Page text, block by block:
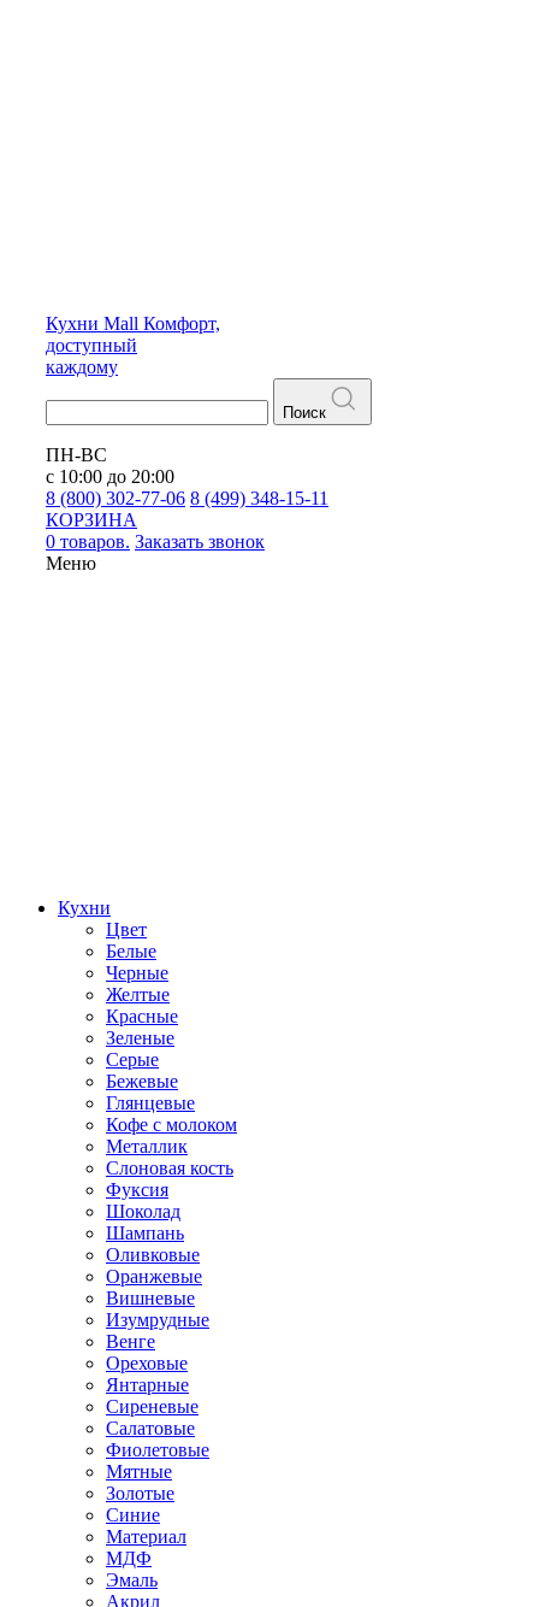
Кухни Mall Комфорт,
доступный
каждому
Поиск
ПН-ВС
с 10:00 до 20:00
8 (800) 302-77-06 8 (499) 348-15-11
КОРЗИНА
0 товаров. Заказать звонок
Меню
Кухни
Цвет
Белые
Черные
Желтые
Красные
Зеленые
Серые
Бежевые
Глянцевые
Кофе с молоком
Металлик
Слоновая кость
Фуксия
Шоколад
Шампань
Оливковые
Оранжевые
Вишневые
Изумрудные
Венге
Ореховые
Янтарные
Сиреневые
Салатовые
Фиолетовые
Мятные
Золотые
Синие
Материал
МДФ
Эмаль
Акрил